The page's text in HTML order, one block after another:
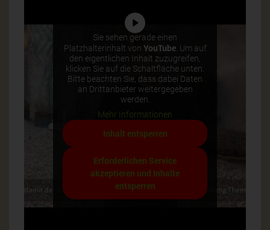
Sie sehen gerade einen
Platzhalterinhalt von YouTube. Um auf
den eigentlichen Inhalt zuzugreifen,
klicken Sie auf die Schaltfläche unten.
Bitte beachten Sie, dass dabei Daten
an Drittanbieter weitergegeben
werden.
Mehr Informationen
Inhalt entsperren
Erforderlichen Service
akzeptieren und Inhalte
entsperren